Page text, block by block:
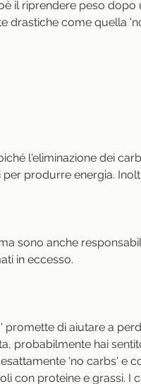
drastiche come quella
l'eliminazione dei
per produrre energia.
sono anche
in eccesso.
promette di aiutare a
probabilmente hai
'no carbs' e
con proteine e grassi. I